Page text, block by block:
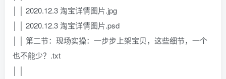
│ │ 2020.12.3 淘宝详情图片.jpg
│ │ 2020.12.3 淘宝详情图片.psd
│ │ 第二节：现场实操：一步步上架宝贝，这些细节，一个
也不能少？.txt